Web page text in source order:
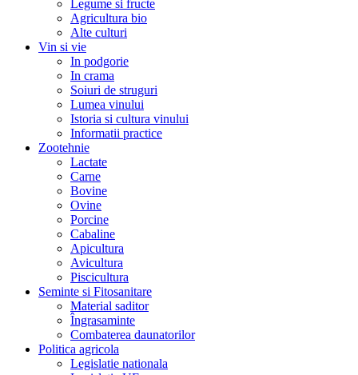
Legume si fructe
Agricultura bio
Alte culturi
Vin si vie
In podgorie
In crama
Soiuri de struguri
Lumea vinului
Istoria si cultura vinului
Informatii practice
Zootehnie
Lactate
Carne
Bovine
Ovine
Porcine
Cabaline
Apicultura
Avicultura
Piscicultura
Seminte si Fitosanitare
Material saditor
Îngrasaminte
Combaterea daunatorilor
Politica agricola
Legislatie nationala